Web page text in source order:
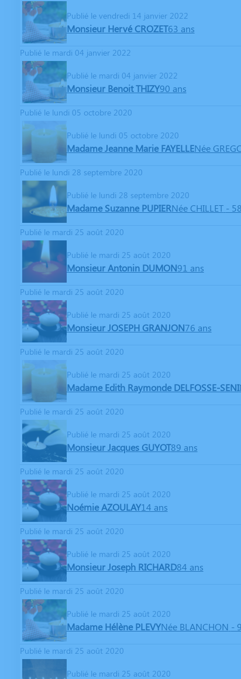
Publié le vendredi 14 janvier 2022
Monsieur Hervé CROZET63 ans
Publié le mardi 04 janvier 2022
Publié le mardi 04 janvier 2022
Monsieur Benoit THIZY90 ans
Publié le lundi 05 octobre 2020
Publié le lundi 05 octobre 2020
Madame Jeanne Marie FAYELLENée
Publié le lundi 28 septembre 2020
Publié le lundi 28 septembre 2020
Madame Suzanne PUPIERNée CHILLET -
Publié le mardi 25 août 2020
Publié le mardi 25 août 2020
Monsieur Antonin DUMON91 ans
Publié le mardi 25 août 2020
Publié le mardi 25 août 2020
Monsieur JOSEPH GRANJON76 ans
Publié le mardi 25 août 2020
Publié le mardi 25 août 2020
Madame Edith Raymonde DELFOSSE-SENI
Publié le mardi 25 août 2020
Publié le mardi 25 août 2020
Monsieur Jacques GUYOT89 ans
Publié le mardi 25 août 2020
Publié le mardi 25 août 2020
Noémie AZOULAY14 ans
Publié le mardi 25 août 2020
Publié le mardi 25 août 2020
Monsieur Joseph RICHARD84 ans
Publié le mardi 25 août 2020
Publié le mardi 25 août 2020
Madame Hélène PLEVYNée BLANCHON -
Publié le mardi 25 août 2020
Publié le mardi 25 août 2020